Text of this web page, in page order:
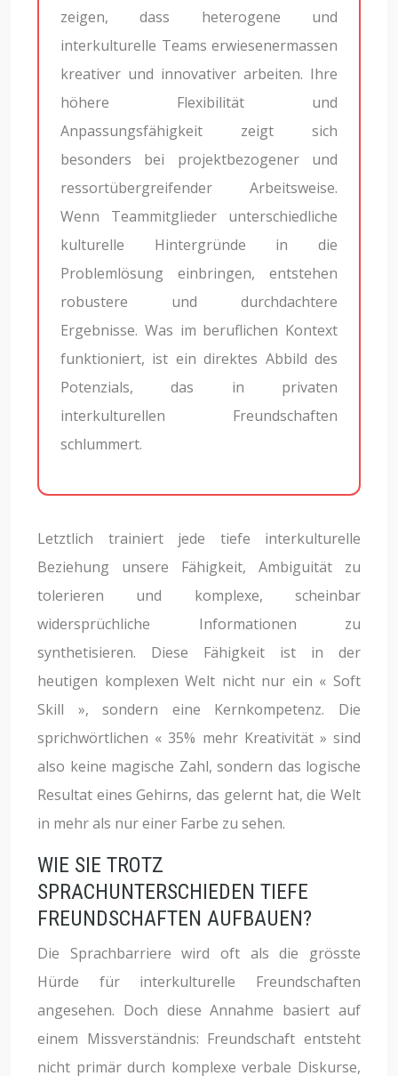
zeigen, dass heterogene und
interkulturelle Teams erwiesenermassen
kreativer und innovativer arbeiten. Ihre
höhere Flexibilität und
Anpassungsfähigkeit zeigt sich
besonders bei projektbezogener und
ressortübergreifender Arbeitsweise.
Wenn Teammitglieder unterschiedliche
kulturelle Hintergründe in die
Problemlösung einbringen, entstehen
robustere und durchdachtere
Ergebnisse. Was im beruflichen Kontext
funktioniert, ist ein direktes Abbild des
Potenzials, das in privaten
interkulturellen Freundschaften
schlummert.
Letztlich trainiert jede tiefe interkulturelle
Beziehung unsere Fähigkeit, Ambiguität zu
tolerieren und komplexe, scheinbar
widersprüchliche Informationen zu
synthetisieren. Diese Fähigkeit ist in der
heutigen komplexen Welt nicht nur ein « Soft
Skill », sondern eine Kernkompetenz. Die
sprichwörtlichen « 35% mehr Kreativität » sind
also keine magische Zahl, sondern das logische
Resultat eines Gehirns, das gelernt hat, die Welt
in mehr als nur einer Farbe zu sehen.
WIE SIE TROTZ
SPRACHUNTERSCHIEDEN TIEFE
FREUNDSCHAFTEN AUFBAUEN?
Die Sprachbarriere wird oft als die grösste
Hürde für interkulturelle Freundschaften
angesehen. Doch diese Annahme basiert auf
einem Missverständnis: Freundschaft entsteht
nicht primär durch komplexe verbale Diskurse,